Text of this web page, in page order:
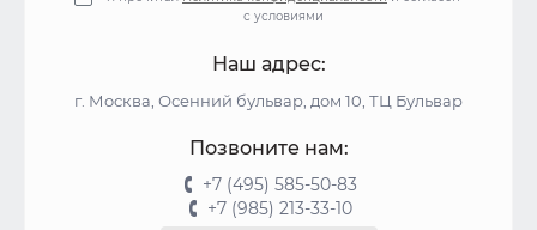
с условиями
Наш адрес:
г. Москва, Осенний бульвар, дом 10, ТЦ Бульвар
Позвоните нам:
+7 (495) 585-50-83
+7 (985) 213-33-10